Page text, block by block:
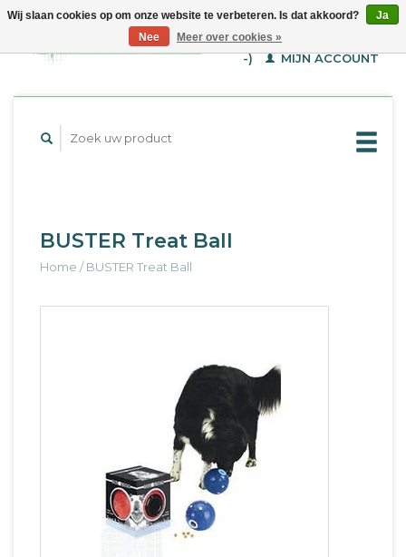
WINKELWAGEN (€--,-
-)
MIJN ACCOUNT
BUSTER Treat Ball
Home /BUSTER Treat Ball
Wij slaan cookies op om onze website te verbeteren. Is dat akkoord?
Ja
Nee
Meer over cookies »